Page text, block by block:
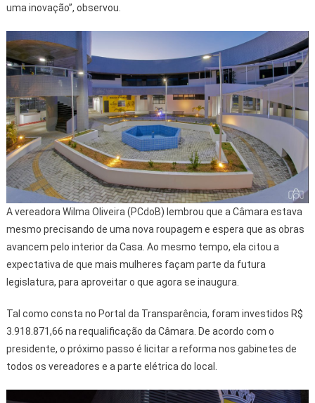
uma inovação”, observou.
A vereadora Wilma Oliveira (PCdoB) lembrou que a Câmara estava
mesmo precisando de uma nova roupagem e espera que as obras
avancem pelo interior da Casa. Ao mesmo tempo, ela citou a
expectativa de que mais mulheres façam parte da futura
legislatura, para aproveitar o que agora se inaugura.
Tal como consta no Portal da Transparência, foram investidos R$
3.918.871,66 na requalificação da Câmara. De acordo com o
presidente, o próximo passo é licitar a reforma nos gabinetes de
todos os vereadores e a parte elétrica do local.